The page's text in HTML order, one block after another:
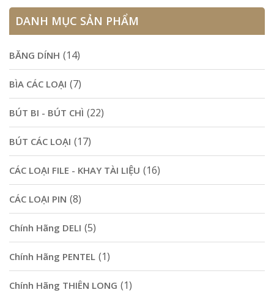
37,000₫.
DANH MỤC SẢN PHẨM
BĂNG DÍNH (14)
BÌA CÁC LOẠI (7)
BÚT BI - BÚT CHÌ (22)
BÚT CÁC LOẠI (17)
CÁC LOẠI FILE - KHAY TÀI LIỆU (16)
CÁC LOẠI PIN (8)
Chính Hãng DELI (5)
Chính Hãng PENTEL (1)
Chính Hãng THIÊN LONG (1)